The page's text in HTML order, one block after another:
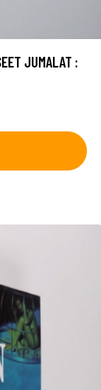
JUMALAT :